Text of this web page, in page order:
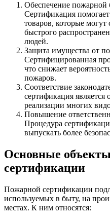
Обеспечение пожарной
Сертификация
товаров, которые могут
быстрого
людей.
Защита имущества от
Сертифицированная
что снижает
пожаров.
Соответствие
сертификация является
реализации многих
Повышение
Процедура
выпускать более
Основные
сертификации
Пожарной сертификации
используемых в быту, на
местах. К ним относятся: